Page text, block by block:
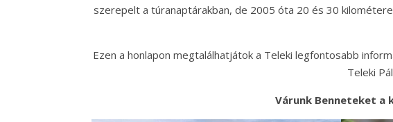
szerepelt a túranaptárakban, de 2005 óta 20 és 30
Ezen a honlapon megtalálhatjátok a Teleki legfontosabb
Teleki
Várunk Benneteket a